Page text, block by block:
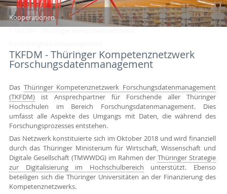
Kooperationen
TKFDM - Thüringer Kompetenznetzwerk
Forschungsdatenmanagement
Das Thüringer Kompetenznetzwerk Forschungsdatenmanagement
(TKFDM)ist Ansprechpartner für Forschende aller Thüringer
Hochschulen im Bereich Forschungsdatenmanagement. Dies
umfasst alle Aspekte des Umgangs mit Daten, die während des
Forschungsprozesses entstehen.
Das Netzwerk konstituierte sich im Oktober 2018 und wird finanziell
durch das Thüringer Ministerium für Wirtschaft, Wissenschaft und
Digitale Gesellschaft (TMWWDG) im Rahmen der Thüringer Strategie
zur Digitalisierung im Hochschulbereich unterstützt. Ebenso
beteiligen sich die Thüringer Universitäten an der Finanzierung des
Kompetenznetzwerks.